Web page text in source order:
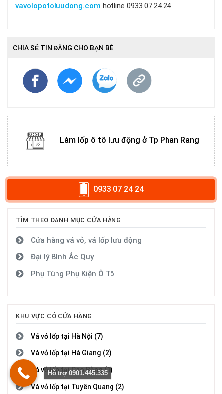
vavolopotoluudong.com hotline 0933.07.24.24
CHIA SẺ TIN ĐĂNG CHO BẠN BÈ
Làm lốp ô tô lưu động ở Tp Phan Rang
0933 07 24 24
TÌM THEO DANH MỤC CỬA HÀNG
Cửa hàng vá vỏ, vá lốp lưu động
Đại lý Bình Ắc Quy
Phụ Tùng Phụ Kiện Ô Tô
KHU VỰC CÓ CỬA HÀNG
Vá vỏ lốp tại Hà Nội (7)
Vá vỏ lốp tại Hà Giang (2)
Vá vỏ lốp tại Cao Bằng (1)
Vá vỏ lốp tại Tuyên Quang (2)
Hỗ trợ 0901.445.335